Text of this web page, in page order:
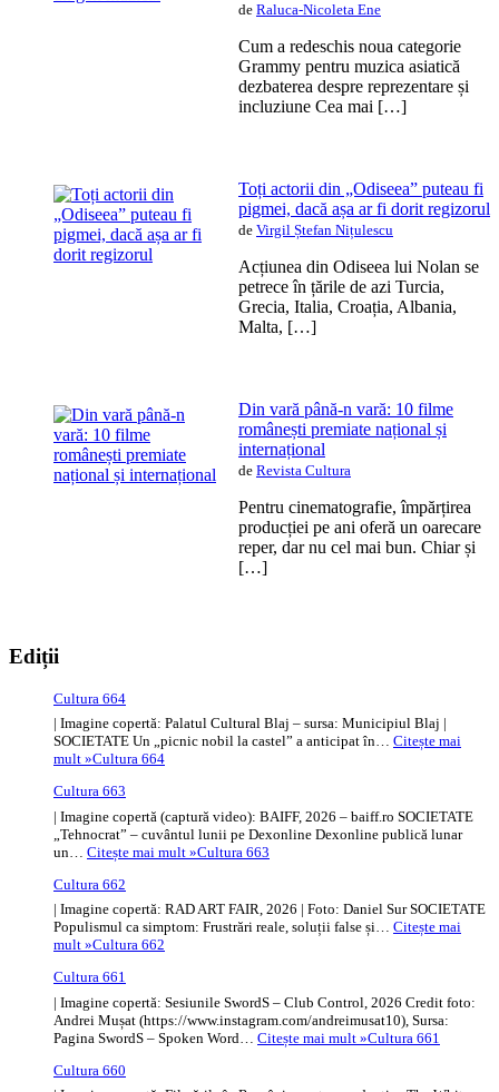
de Raluca-Nicoleta Ene
Cum a redeschis noua categorie
Grammy pentru muzica asiatică
dezbaterea despre reprezentare și
incluziune Cea mai […]
Toți actorii din „Odiseea” puteau fi
pigmei, dacă așa ar fi dorit regizorul
de Virgil Ștefan Nițulescu
Acțiunea din Odiseea lui Nolan se
petrece în țările de azi Turcia,
Grecia, Italia, Croația, Albania,
Malta, […]
Din vară până-n vară: 10 filme
românești premiate național și
internațional
de Revista Cultura
Pentru cinematografie, împărțirea
producției pe ani oferă un oarecare
reper, dar nu cel mai bun. Chiar și
[…]
Ediții
Cultura 664
| Imagine copertă: Palatul Cultural Blaj – sursa: Municipiul Blaj |
SOCIETATE Un „picnic nobil la castel” a anticipat în… Citește mai
mult »Cultura 664
Cultura 663
| Imagine copertă (captură video): BAIFF, 2026 – baiff.ro SOCIETATE
„Tehnocrat” – cuvântul lunii pe Dexonline Dexonline publică lunar
un… Citește mai mult »Cultura 663
Cultura 662
| Imagine copertă: RAD ART FAIR, 2026 | Foto: Daniel Sur SOCIETATE
Populismul ca simptom: Frustrări reale, soluții false și… Citește mai
mult »Cultura 662
Cultura 661
| Imagine copertă: Sesiunile SwordS – Club Control, 2026 Credit foto:
Andrei Mușat (https://www.instagram.com/andreimusat10), Sursa:
Pagina SwordS – Spoken Word… Citește mai mult »Cultura 661
Cultura 660